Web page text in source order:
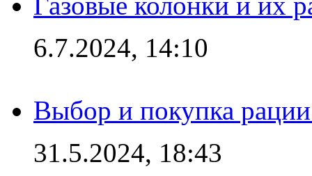
6.7.2024, 14:10
Выбор и покупка
31.5.2024, 18:43